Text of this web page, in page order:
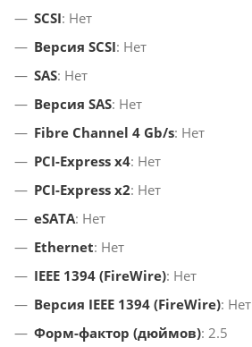
SCSI: Нет
Версия SCSI: Нет
SAS: Нет
Версия SAS: Нет
Fibre Channel 4 Gb/s: Нет
PCI-Express x4: Нет
PCI-Express x2: Нет
eSATA: Нет
Ethernet: Нет
IEEE 1394 (FireWire): Нет
Версия IEEE 1394 (FireWire): Нет
Форм-фактор (дюймов): 2.5